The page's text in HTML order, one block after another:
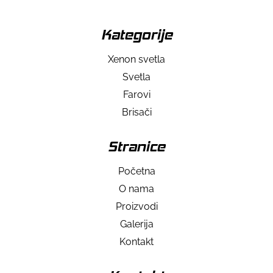
Kategorije
Xenon svetla
Svetla
Farovi
Brisači
Stranice
Početna
O nama
Proizvodi
Galerija
Kontakt